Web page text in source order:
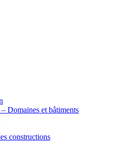
Domaines et bâtiments
constructions